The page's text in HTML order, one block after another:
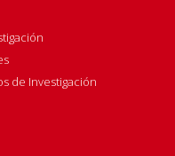
de Investigación